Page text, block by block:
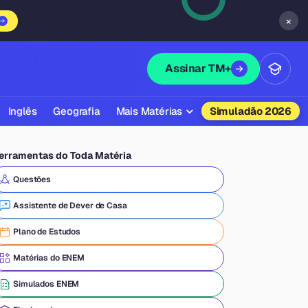
×
Assinar TM+
Inglês Geografia Mais Matérias
Química
Física
Filosofia
Literatura
Simuladão 2026
do Toda Matéria
Questões
Assistente de Dever de Casa
Plano de Estudos
Matérias do ENEM
Simulados ENEM